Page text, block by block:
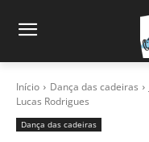
Início Dança das cadeiras
Lucas Rodrigues
Dança das cadeiras